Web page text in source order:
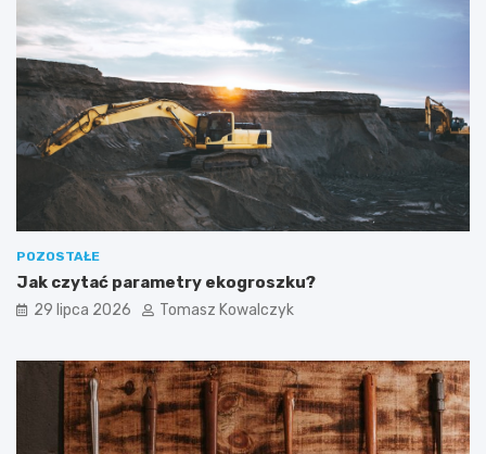
POZOSTAŁE
Jak czytać parametry ekogroszku?
29 lipca 2026 Tomasz Kowalczyk